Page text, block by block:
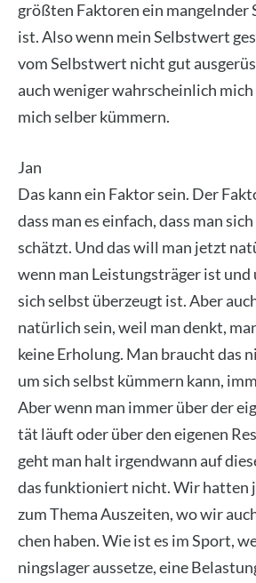
größ­ten Fak­to­ren ein man­geln­der
ist. Also wenn mein Selbst­wert
vom Selbst­wert nicht gut
auch weni­ger wahr­schein­lich
mich sel­ber küm­mern.
Jan
Das kann ein Fak­tor sein. Der
dass man es ein­fach, dass man
schätzt. Und das will man jetzt
wenn man Leis­tungs­trä­ger ist und
sich selbst über­zeugt ist. Aber
natür­lich sein, weil man denkt,
kei­ne Erho­lung. Man braucht das
um sich selbst küm­mern kann,
Aber wenn man immer über der
tät läuft oder über den eige­nen
geht man halt irgend­wann auf
das funk­tio­niert nicht. Wir hat­ten
zum The­ma Aus­zei­ten, wo wir
chen haben. Wie ist es im Sport,
nings­la­ger aus­set­ze, eine